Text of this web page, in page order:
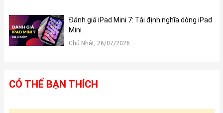
Đánh giá iPad Mini 7: Tái định nghĩa dòng iPad
Mini
Chủ Nhật, 26/07/2026
CÓ THỂ BẠN THÍCH